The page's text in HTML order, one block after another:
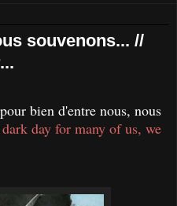
souvenons... //
bien d'entre nous, nous
dark day for many of us, we